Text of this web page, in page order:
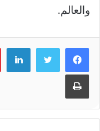
والعالم.
طباعة